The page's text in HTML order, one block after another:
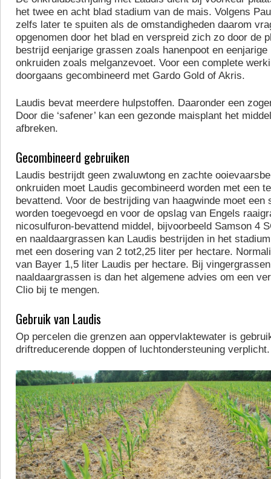
het twee en acht blad stadium van de mais. Volgens
zelfs later te spuiten als de omstandigheden daarom
opgenomen door het blad en verspreid zich zo door de
bestrijd eenjarige grassen zoals hanenpoot en eenjarige
onkruiden zoals melganzevoet. Voor een complete
doorgaans gecombineerd met Gardo Gold of Akris.
Laudis bevat meerdere hulpstoffen. Daaronder een
Door die ‘safener’ kan een gezonde maisplant het
afbreken.
Gecombineerd gebruiken
Laudis bestrijdt geen zwaluwtong en zachte
onkruiden moet Laudis gecombineerd worden met een
bevattend. Voor de bestrijding van haagwinde moet een
worden toegevoegd en voor de opslag van Engels
nicosulfuron-bevattend middel, bijvoorbeeld Samson 4
en naaldaargrassen kan Laudis bestrijden in het
met een dosering van 2 tot2,25 liter per hectare.
van Bayer 1,5 liter Laudis per hectare. Bij
naaldaargrassen is dan het algemene advies om een
Clio bij te mengen.
Gebruik van Laudis
Op percelen die grenzen aan oppervlaktewater is
driftreducerende doppen of luchtondersteuning verplicht.